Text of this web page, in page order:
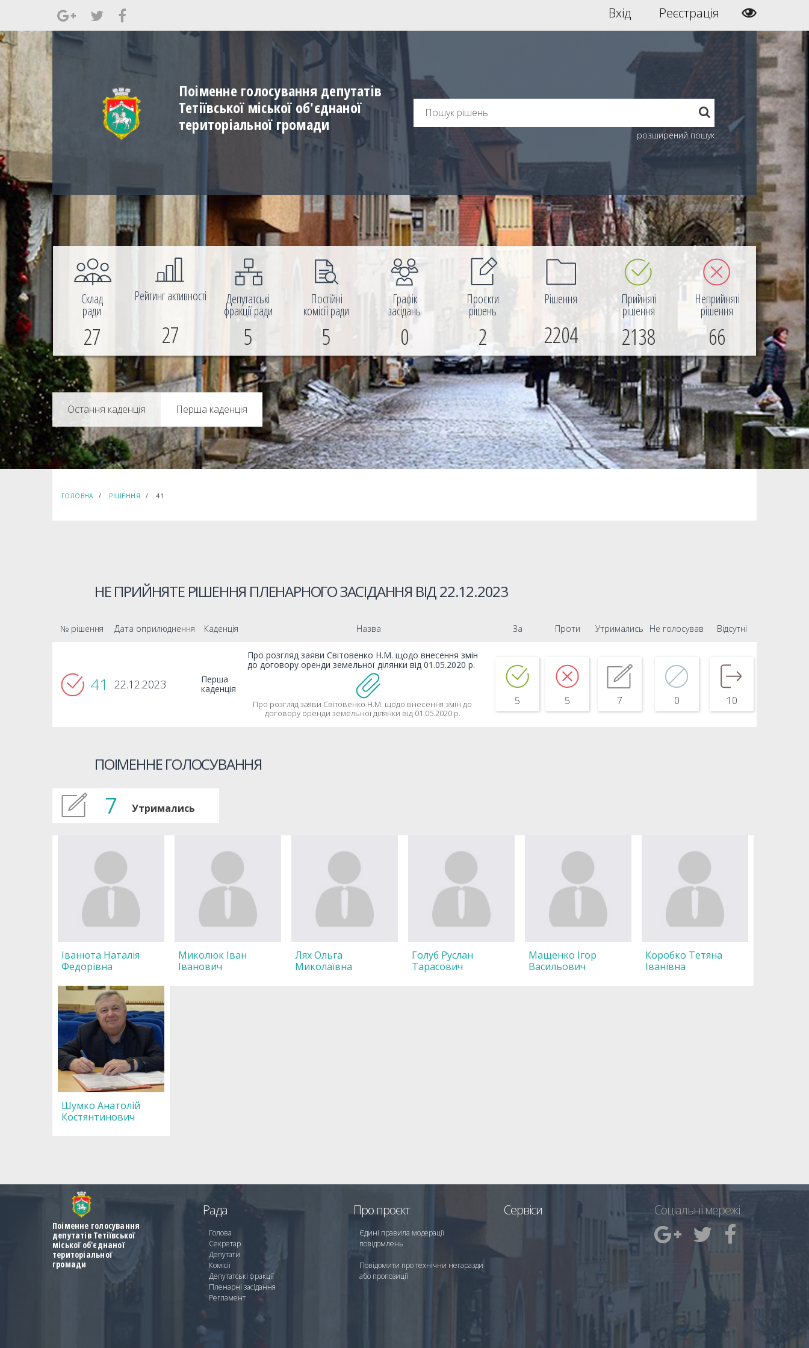
Вхід Реєстрація
Поіменне голосування депутатів
Тетіївської міської об'єднаної
територіальної громади
розширений пошук
Склад
ради
27
Рейтинг активності
27
Депутатські
фракції ради
5
Постійні
комісії ради
5
Графік
засідань
0
Проєкти
рішень
2
Рішення
2204
Прийняті
рішення
2138
Неприйняті
рішення
66
Перша каденція
ГОЛОВНА РІШЕННЯ 41
НЕ ПРИЙНЯТЕ РІШЕННЯ ПЛЕНАРНОГО ЗАСІДАННЯ ВІД22.12.2023
№ рішення Дата оприлюднення Каденція Назва За Проти Утримались Не голосував Відсутні
41 22.12.2023
Перша
каденція
Про розгляд заяви Світовенко Н.М. щодо внесення змін
до договору оренди земельної ділянки від 01.05.2020 р.
Про розгляд заяви Світовенко Н.М. щодо внесення змін до
договору оренди земельної ділянки від 01.05.2020 р.
5 5 7 0 10
ПОІМЕННЕ ГОЛОСУВАННЯ
7 Утримались
Іванюта Наталія
Федорівна
Миколюк Іван
Іванович
Лях Ольга
Миколаївна
Голуб Руслан
Тарасович
Мащенко Ігор
Васильович
Коробко Тетяна
Іванівна
Шумко Анатолій
Костянтинович
Поіменне голосування
депутатів Тетіївської
міської об'єднаної
територіальної
громади
Рада
Голова
Секретар
Депутати
Комісії
Депутатські фракції
Пленарні засідання
Регламент
Про проєкт
Єдині правила модерації
повідомлень
Повідомити про технічни негаразди
або пропозиції
Сервіси Соціальні мережі